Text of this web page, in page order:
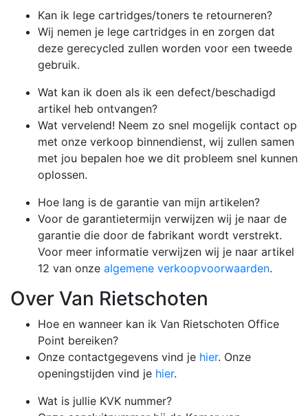
Kan ik lege cartridges/toners te retourneren?
Wij nemen je lege cartridges in en zorgen dat
deze gerecycled zullen worden voor een tweede
gebruik.
Wat kan ik doen als ik een defect/beschadigd
artikel heb ontvangen?
Wat vervelend! Neem zo snel mogelijk contact op
met onze verkoop binnendienst, wij zullen samen
met jou bepalen hoe we dit probleem snel kunnen
oplossen.
Hoe lang is de garantie van mijn artikelen?
Voor de garantietermijn verwijzen wij je naar de
garantie die door de fabrikant wordt verstrekt.
Voor meer informatie verwijzen wij je naar artikel
12 van onze algemene verkoopvoorwaarden.
Over Van Rietschoten
Hoe en wanneer kan ik Van Rietschoten Office
Point bereiken?
Onze contactgegevens vind je hier. Onze
openingstijden vind je hier.
Wat is jullie KVK nummer?